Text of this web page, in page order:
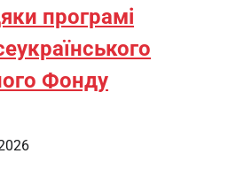
програмі
Фонду